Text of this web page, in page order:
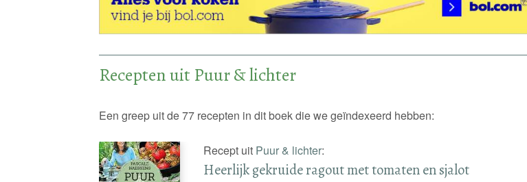
Recepten uit Puur & lichter
Een greep uit de 77 recepten in dit boek die we geïndexeerd hebben:
Recept uit Puur & lichter:
Heerlijk gekruide ragout met tomaten en sjalot